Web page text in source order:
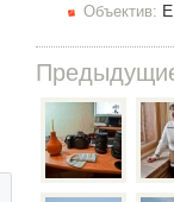
Объектив: